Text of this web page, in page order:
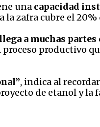
una capacidad
la zafra cubre el
a muchas
productivo
, indica al
de etanol y la